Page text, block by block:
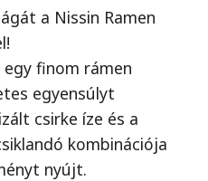
tészta ízletes szója
japán street food.
valódi ázsiai piacon
hallod minden
a Nissin Ramen
egy finom rámen
egyensúlyt
csirke íze és a
kombinációja
nyújt.